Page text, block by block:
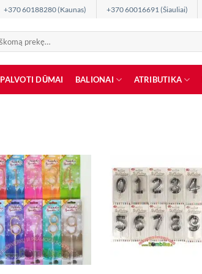
+370 60188280 (Kaunas) +370 60016691 (Šiauliai)
DŪMAI BALIONAI ATRIBUTIKA